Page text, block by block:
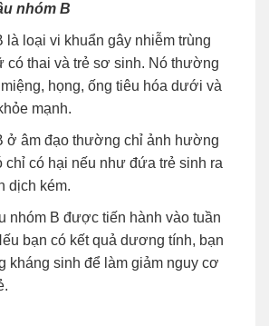
nhóm B
là loại vi khuẩn gây nhiễm trùng
có thai và trẻ sơ sinh. Nó thường
họng, ống tiêu hóa dưới và
mạnh.
ở âm đạo thường chỉ ảnh hường
chỉ có hại nếu như đứa trẻ sinh ra
dịch kém.
nhóm B được tiến hành vào tuần
bạn có kết quả dương tính, bạn
kháng sinh để làm giảm nguy cơ